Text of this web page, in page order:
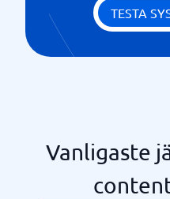
TESTA
Vanligaste